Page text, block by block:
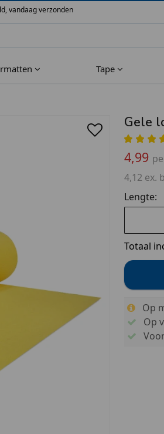
vandaag verzonden
Tape
Gele
4,99
4,12 ex.
Lengte:
Totaal
Op
Op